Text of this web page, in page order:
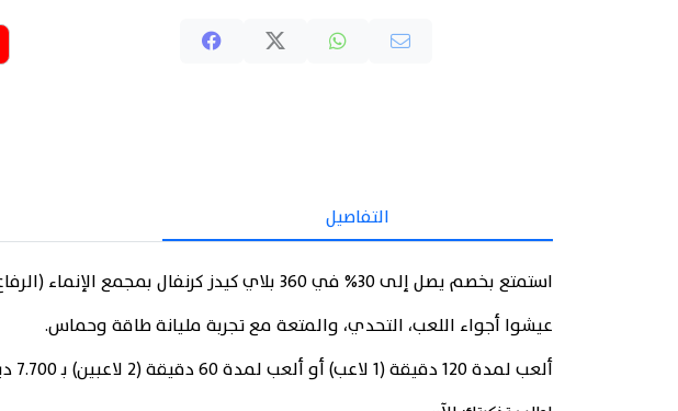
التفاصيل
استمتع بخصم يصل إلى 30% في 360 بلاي كيدز كرنفال بمجمع الإنماء (الرفاع).
عيشوا أجواء اللعب، التحدي، والمتعة مع تجربة مليانة طاقة وحماس.
ألعب لمدة 120 دقيقة (1 لاعب) أو ألعب لمدة 60 دقيقة (2 لاعبين) بـ 7.700 دينار بحريني فقط.